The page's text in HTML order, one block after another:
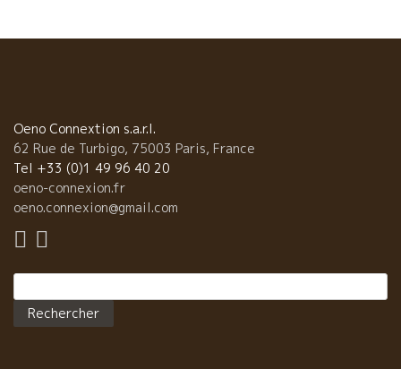
エ。 彼の底抜けの明るさがワインに出ている。 ● ガランスの白
も赤も、南仏を思わせない、綺麗な透明感溢れる酸のキリッと効
いたワイン。 石灰岩からくるミネラル感、塩気が旨味を出してい
る。 ● マチュー・ラピエール、今年は2回の雹害があっ
たが、それをものともせず、 2017年！素晴らしい出来！ すでに
ま〜い。 モルゴンは、まさにイチゴジャム。 ● 昨年のヌ
ンはエキゾティックな熟度。ジュリエナはジューシーで既に素晴
らしい状態。 ● フロントンのいつも陽気なシャトー・
Oeno Connextion s.a.r.l.
62 Rue de Turbigo, 75003 Paris, France
Tel +33 (0)1 49 96 40 20
oeno-connexion.fr
oeno.connexion@gmail.com